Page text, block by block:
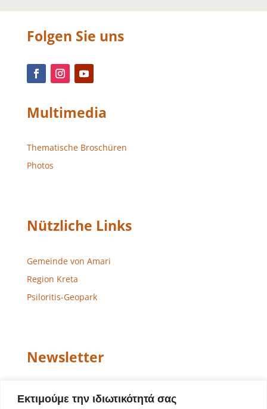
Εκτιμούμε την ιδιωτικότητά σας
Folgen Sie uns
Multimedia
Thematische Broschüren
Photos
Nützliche Links
Gemeinde von Amari
Region Kreta
Psiloritis-Geopark
Newsletter